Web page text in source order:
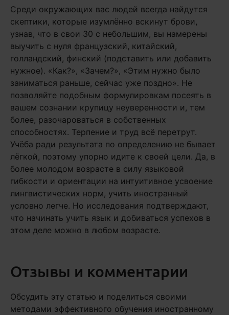
Среди окружающих вас людей всегда найдутся
скептики, которые изумлённо вскинут брови,
узнав, что в свои 30 с небольшим, вы намерены
выучить с нуля французский, китайский,
голландский, финский (подставить или добавить
нужное). «Как?», «Зачем?», «Этим нужно было
заниматься раньше, сейчас уже поздно». Не
позволяйте подобным формулировкам посеять в
вашем сознании крупицу неуверенности и, тем
более, разочароваться в собственных
способностях. Терпение и труд всё перетрут.
Учёба ради результата по определению не бывает
лёгкой, поэтому упорно идите к своей цели. Да, в
более молодом возрасте в силу языковой
гибкости и ориентации на интуитивное усвоение
лингвистических норм, учить иностранный
условно легче. Но исследования подтверждают,
что начинать учить язык и добиваться успехов в
этом деле можно в любом возрасте.
Отзывы и комментарии
Обсудить эту статью и поделиться своими
методами эффективного обучения иностранному